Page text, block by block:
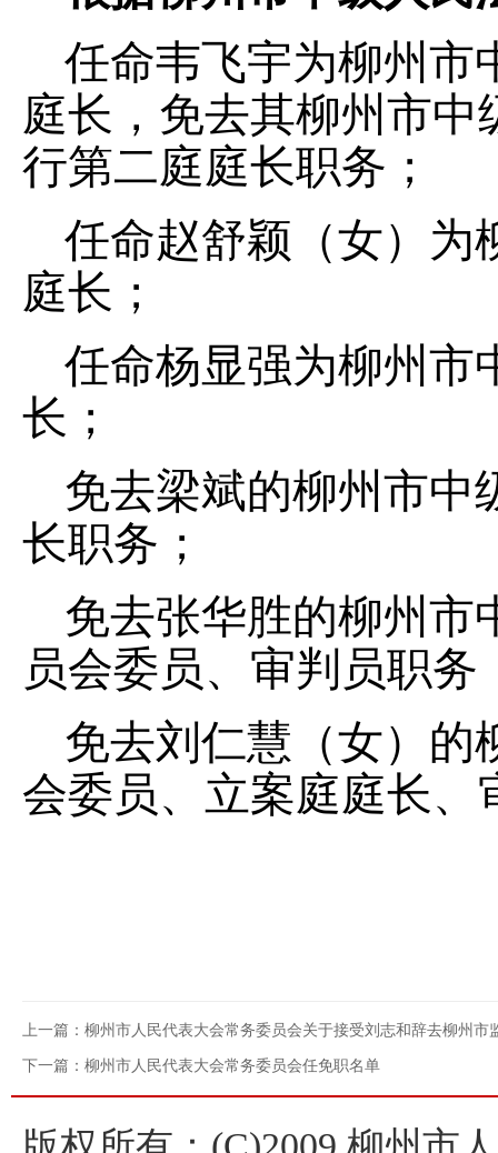
任命韦飞宇为柳州市
庭长，免去其柳州市
行第二庭庭长职务；
任命赵舒颖（女）为
庭长；
任命杨显强为柳州市
长；
免去梁斌的柳州市中
长职务；
免去张华胜的柳州市
员会委员、审判员职务
免去刘仁慧（女）的
会委员、立案庭庭长、
上一篇：柳州市人民代表大会常务委员会关于接受刘志和辞去柳州市
下一篇：柳州市人民代表大会常务委员会任免职名单